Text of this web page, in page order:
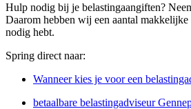
Hulp nodig bij je belastingaangiften?
Daarom hebben wij een aantal
nodig hebt.
Spring direct naar:
Wanneer kies je voor een
betaalbare belastingadviseur